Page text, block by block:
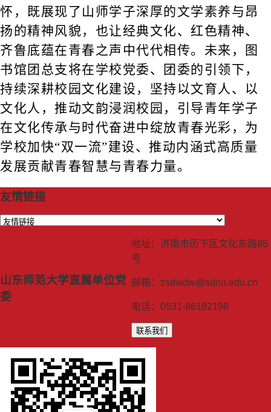
怀，既展现了山师学子深厚的文学素养与昂
扬的精神风貌，也让经典文化、红色精神、
齐鲁底蕴在青春之声中代代相传。未来，图
书馆团总支将在学校党委、团委的引领下，
持续深耕校园文化建设，坚持以文育人、以
文化人，推动文韵浸润校园，引导青年学子
在文化传承与时代奋进中绽放青春光彩，为
学校加快“双一流”建设、推动内涵式高质量
发展贡献青春智慧与青春力量。
友情链接
山东师范大学直属单位党
委
地址：济南市历下区文化东路88
号
邮箱：zsdwdw@sdnu.edu.cn
电话：0531-86182198
联系我们